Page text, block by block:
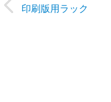
印刷版用ラック